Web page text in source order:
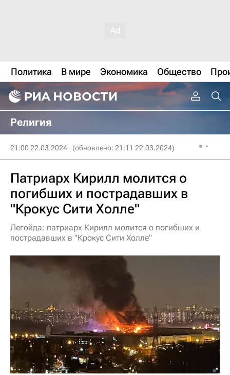
Политика В мире Экономика Общество
Религия
21:00 22.03.2024 (обновлено: 21:11 22.03.2024)
Патриарх Кирилл молится о
погибших и пострадавших в
"Крокус Сити Холле"
Легойда: патриарх Кирилл молится о погибших и
пострадавших в "Крокус Сити Холле"